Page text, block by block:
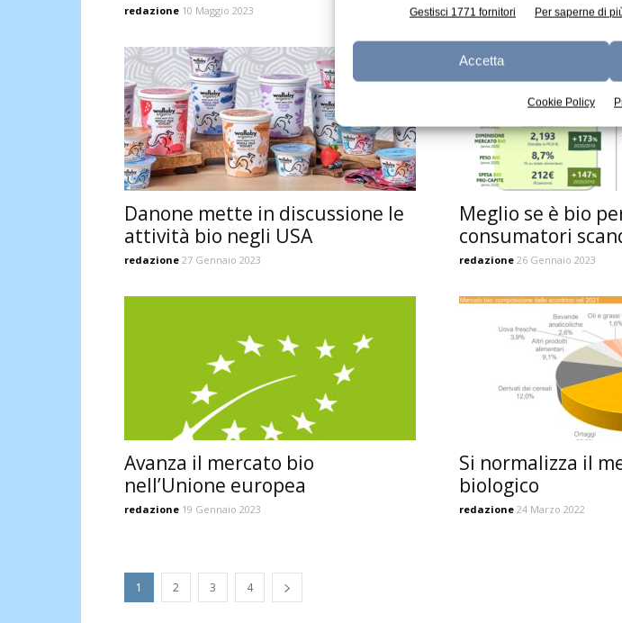
Gestisci 1771 fornitori Per saperne di
Accetta
Cookie Policy
redazione 10 Maggio 2023
Danone mette in discussione le
attività bio negli USA
redazione 27 Gennaio 2023
Meglio se è bio
consumatori
redazione 26 Gennaio 2023
Avanza il mercato bio
nell’Unione europea
redazione 19 Gennaio 2023
Si normalizza il
biologico
redazione 24 Marzo 2022
1 2 3 4